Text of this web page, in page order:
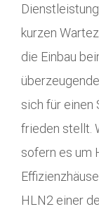
kurzen
die Einbau
sich für einen
frieden stellt.
sofern es um
HLN2 einer